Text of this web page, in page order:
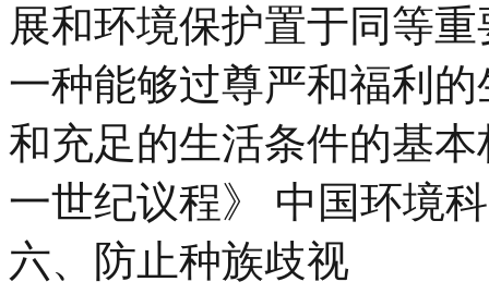
展和环境保护置于同等
一种能够过尊严和福利
和充足的生活条件的基
一世纪议程》 中国环境
六、防止种族歧视